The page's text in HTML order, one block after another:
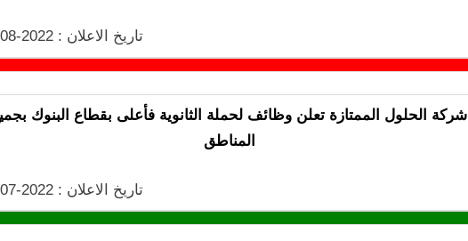
تاريخ الاعلان : 2022-08-21
شركة الحلول الممتازة تعلن وظائف لحملة الثانوية فأعلى بقطاع البنوك
المناطق
تاريخ الاعلان : 2022-07-04